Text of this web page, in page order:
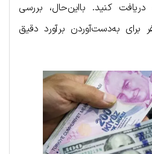
ترکیه دریافت کنید. بااین‌حال، بررسی
به‌دست‌آوردن برآورد دقیق